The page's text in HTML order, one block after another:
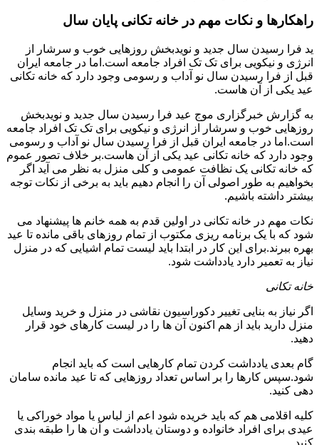
راهکارها و نکات مهم در خانه تکانی پایان سال
ید فرا رسیدن سال جدید و نویدبخش روزهایی خوب و سرشار از
انرژی و نیکویی برای تک تک افراد جامعه است.اما در جامعه ایران
قبل از فرا رسیدن سال نو آداب و رسومی وجود دارد که خانه تکانی
عید یکی از آن هاست.
به گزارش خبرگزاری موج عید فرا رسیدن سال جدید و نویدبخش
روزهایی خوب و سرشار از انرژی و نیکویی برای تک تک افراد جامعه
است.اما در جامعه ایران قبل از فرا رسیدن سال نو آداب و رسومی
وجود دارد که خانه تکانی عید یکی از آن هاست.بر خلاف تصور عموم
که خانه تکانی یک نظافت عمومی و کلی منزل به نظر می آید اگر
بخواهیم به طور اصولی آن را انجام دهیم باید به برخی از نکات توجه
بیشتر داشته باشیم.
نکات مهم در خانه تکانی در اولین قدم به همه خانم ها پیشنهاد می
شود که با یک برنامه ریزی مکتوب از تمام روزهای باقی مانده تا عید
بهره ببرند.برای این کار در ابتدا باید لیست تمام اشیایی که در منزل
نیاز به تعمیر دارد یادداشت شود.
خانه تکانی
اگر نیاز به بنایی تغییر دکوراسیون نقاشی در منزل و خرید وسایل
منزل دارید باید از هم اکنون آن ها را در لیست کارهای خود قرار
دهید.
گام بعدی یادداشت کردن تمام کارهایی است که باید انجام
شود.سپس کارها را بر اساس تعداد روزهایی که تا عید مانده سامان
دهی کنید.
کلیه اقلامی هم که باید خریده شود اعم از لباس یا مواد خوراکی یا
عیدی برای افراد خانواده و دوستان یادداشت و آن ها را طبقه بندی
کنید.